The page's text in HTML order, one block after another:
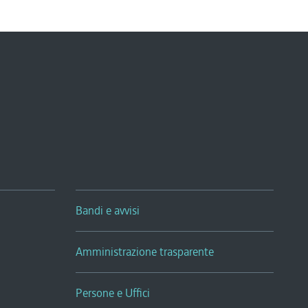
Bandi e avvisi
Amministrazione trasparente
Persone e Uffici